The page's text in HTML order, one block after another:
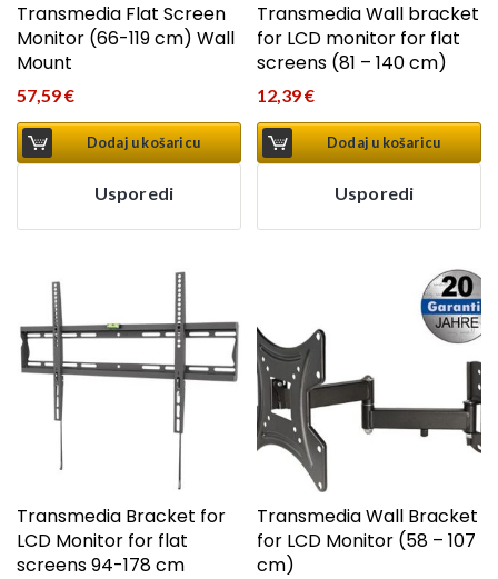
Transmedia Flat Screen
Monitor (66-119 cm) Wall
Mount
57,59€
Dodaj u košaricu
Usporedi
Transmedia Wall bracket
for LCD monitor for flat
screens (81 – 140 cm)
12,39€
Dodaj u košaricu
Usporedi
Transmedia Bracket for
LCD Monitor for flat
screens 94-178 cm
Transmedia Wall Bracket
for LCD Monitor (58 – 107
cm)